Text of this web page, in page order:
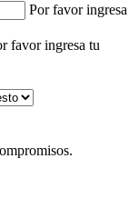
Por favor ingresa
favor ingresa tu